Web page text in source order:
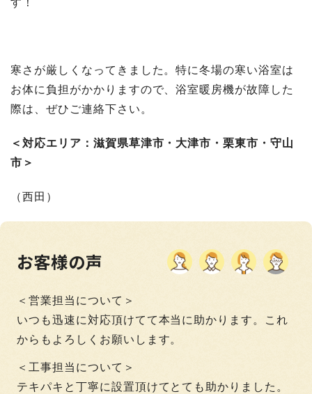
寒さが厳しくなってきました。特に冬場の寒い浴室は
お体に負担がかかりますので、浴室暖房機が故障した
際は、ぜひご連絡下さい。
＜対応エリア：滋賀県草津市・大津市・栗東市・守山
市＞
（西田）
お客様の声
＜営業担当について＞
いつも迅速に対応頂けてて本当に助かります。これ
からもよろしくお願いします。
＜工事担当について＞
テキパキと丁寧に設置頂けてとても助かりました。